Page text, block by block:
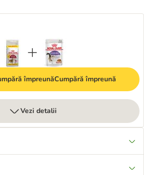
împreunăCumpără împreună
Vezi detalii